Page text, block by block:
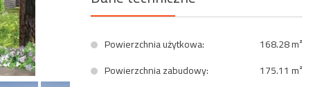
Powierzchnia użytkowa:
168.28 m²
Powierzchnia zabudowy:
175.11 m²